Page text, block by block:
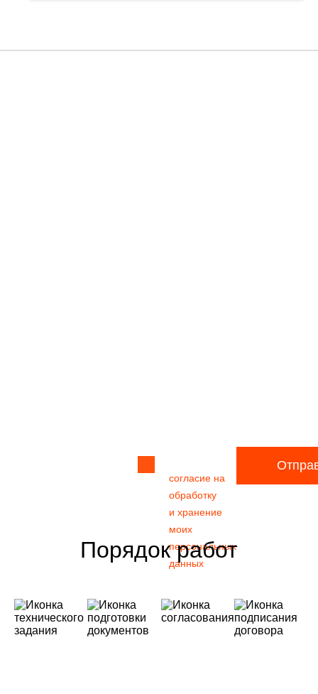
согласие на
обработку
и хранение
моих
персональных
данных
Порядок работ